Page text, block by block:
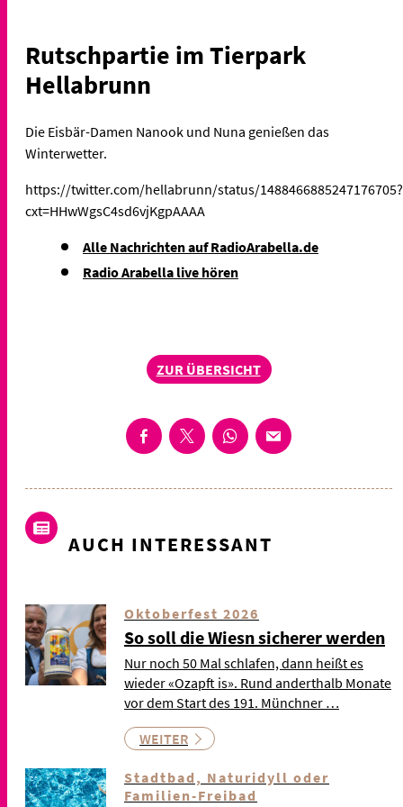
Rutschpartie im Tierpark
Hellabrunn
Die Eisbär-Damen Nanook und Nuna genießen das
Winterwetter.
https://twitter.com/hellabrunn/status/1488466885247176705?
cxt=HHwWgsC4sd6vjKgpAAAA
Alle Nachrichten auf RadioArabella.de
Radio Arabella live hören
ZUR ÜBERSICHT
AUCH INTERESSANT
Oktoberfest 2026
So soll die Wiesn sicherer werden
Nur noch 50 Mal schlafen, dann heißt es
wieder «Ozapft is». Rund anderthalb Monate
vor dem Start des 191. Münchner …
WEITER
Stadtbad, Naturidyll oder
Familien-Freibad